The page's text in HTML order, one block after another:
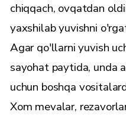
chiqqach, ovqatdan
yaxshilab yuvishni
Agar qo'llarni yuvish
sayohat paytida, unda
uchun boshqa
Xom mevalar,